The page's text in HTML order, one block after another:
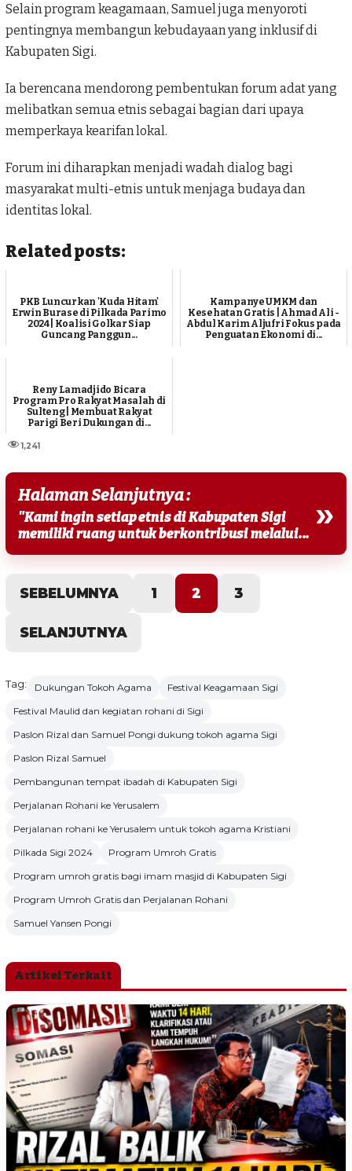
Selain program keagamaan, Samuel juga menyoroti
pentingnya membangun kebudayaan yang inklusif di
Kabupaten Sigi.
Ia berencana mendorong pembentukan forum adat yang
melibatkan semua etnis sebagai bagian dari upaya
memperkaya kearifan lokal.
Forum ini diharapkan menjadi wadah dialog bagi
masyarakat multi-etnis untuk menjaga budaya dan
identitas lokal.
Related posts:
PKB Luncurkan 'Kuda Hitam'
Erwin Burase di Pilkada Parimo
2024 | Koalisi Golkar Siap
Guncang Panggun...
Kampanye UMKM dan
Kesehatan Gratis | Ahmad Ali -
Abdul Karim Aljufri Fokus pada
Penguatan Ekonomi di...
Reny Lamadjido Bicara
Program Pro Rakyat Masalah di
Sulteng | Membuat Rakyat
Parigi Beri Dukungan di...
1,241
Halaman Selanjutnya :
"Kami ingin setiap etnis di Kabupaten Sigi
memiliki ruang untuk berkontribusi melalui...
»
SEBELUMNYA 1 2 3
SELANJUTNYA
Tag: Dukungan Tokoh Agama
Festival Keagamaan Sigi
Festival Maulid dan kegiatan rohani di Sigi
Paslon Rizal dan Samuel Pongi dukung tokoh agama Sigi
Paslon Rizal Samuel
Pembangunan tempat ibadah di Kabupaten Sigi
Perjalanan Rohani ke Yerusalem
Perjalanan rohani ke Yerusalem untuk tokoh agama Kristiani
Pilkada Sigi 2024
Program Umroh Gratis
Program umroh gratis bagi imam masjid di Kabupaten Sigi
Program Umroh Gratis dan Perjalanan Rohani
Samuel Yansen Pongi
Artikel Terkait